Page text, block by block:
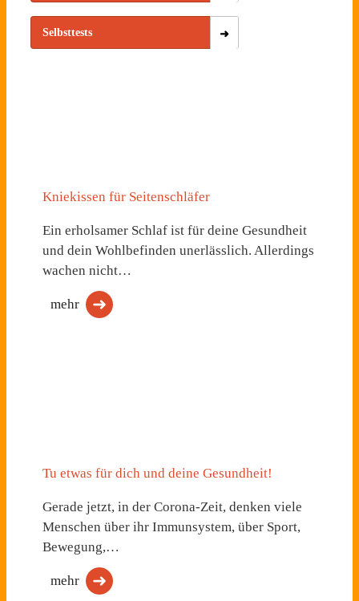
Selbsttests
Kniekissen für Seitenschläfer
Ein erholsamer Schlaf ist für deine Gesundheit
und dein Wohlbefinden unerlässlich. Allerdings
wachen nicht…
mehr
Tu etwas für dich und deine Gesundheit!
Gerade jetzt, in der Corona-Zeit, denken viele
Menschen über ihr Immunsystem, über Sport,
Bewegung,…
mehr